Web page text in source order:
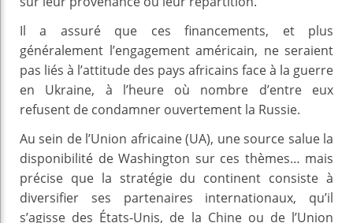
Il a assuré que ces financements, et plus
généralement l’engagement américain, ne seraient
pas liés à l’attitude des pays africains face à la guerre
en Ukraine, à l’heure où nombre d’entre eux
refusent de condamner ouvertement la Russie.
Au sein de l’Union africaine (UA), une source salue la
disponibilité de Washington sur ces thèmes… mais
précise que la stratégie du continent consiste à
diversifier ses partenaires internationaux, qu’il
s’agisse des États-Unis, de la Chine ou de l’Union